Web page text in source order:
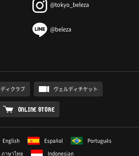
@tokyo_beleza
@beleza
ィクラブ ヴェルディチケット
ONLINE STORE
English Español
Português
ภาษาไทย
Indonesian